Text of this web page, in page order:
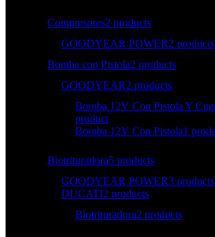
Compresores2 products
GOODYEAR POWER2 products
Bomba con Pistola2 products
GOODYEAR2 products
Bomba 12V Con Pistola Y
product
Bomba 12V Con Pistola1
Biotrituradora5 products
GOODYEAR POWER3 products
DUCATI2 products
Biotrituradora2 products